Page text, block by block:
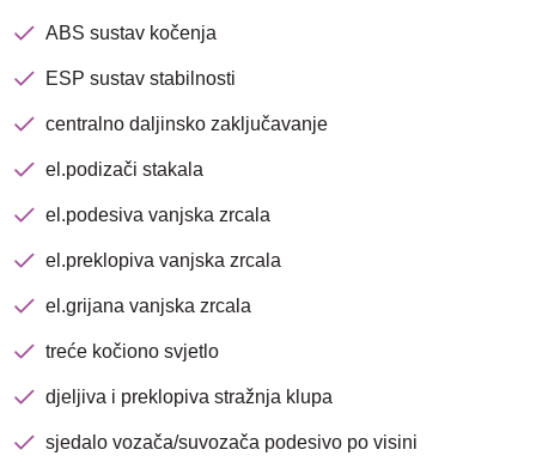
ABS sustav kočenja
ESP sustav stabilnosti
centralno daljinsko zaključavanje
el.podizači stakala
el.podesiva vanjska zrcala
el.preklopiva vanjska zrcala
el.grijana vanjska zrcala
treće kočiono svjetlo
djeljiva i preklopiva stražnja klupa
sjedalo vozača/suvozača podesivo po visini